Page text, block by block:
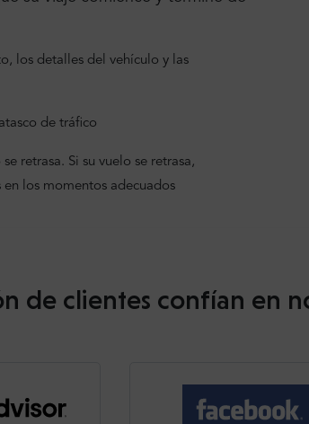
los detalles del vehículo y las
de tráfico
retrasa. Si su vuelo se retrasa,
los momentos adecuados
de clientes confían en